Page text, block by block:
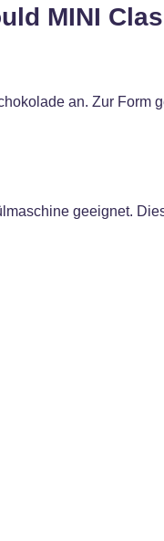
MINI
an. Zur
geeignet.